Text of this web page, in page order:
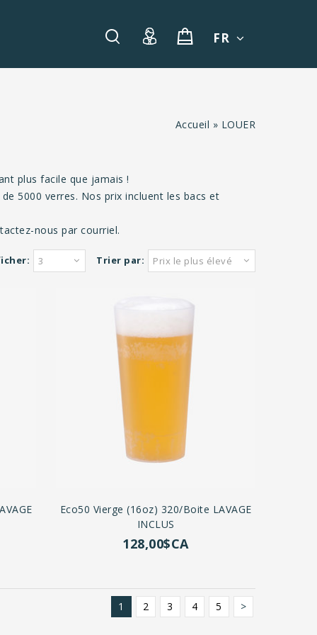
FR
Accueil » LOUER
plus facile que jamais !
5000 verres. Nos prix incluent les bacs et
nous par courriel.
Trier par: Prix le plus élevé
3
Eco50 Vierge (16oz) 320/boite LAVAGE
INCLUS
128,00$CA
1 2 3 4 5 >